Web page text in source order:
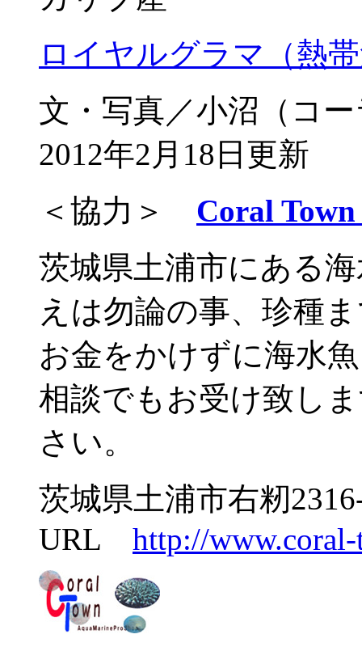
ロイヤルグラマ（熱
文・写真／小沼（コ
2012年2月18日更新
＜協力＞ Coral
茨城県土浦市にある
えは勿論の事、珍種
お金をかけずに海水
相談でもお受け致し
さい。
茨城県土浦市右籾
URL http://